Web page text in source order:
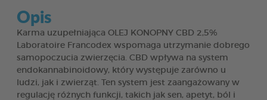
Opis
Karma uzupełniająca OLEJ KONOPNY CBD 2,5%
Laboratoire Francodex wspomaga utrzymanie dobrego
samopoczucia zwierzęcia. CBD wpływa na system
endokannabinoidowy, który występuje zarówno u
ludzi, jak i zwierząt. Ten system jest zaangażowany w
regulację różnych funkcji, takich jak sen, apetyt, ból i